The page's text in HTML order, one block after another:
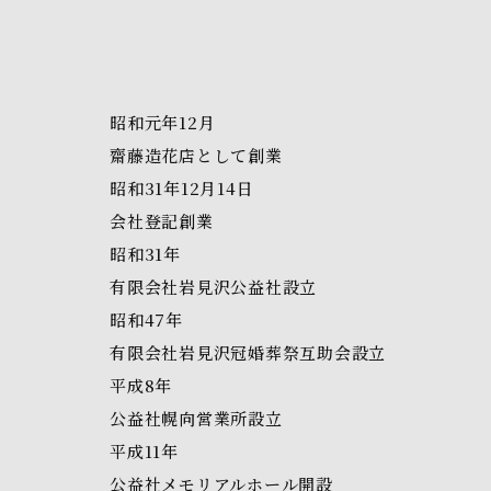
昭和元年12月
齋藤造花店として創業
昭和31年12月14日
会社登記創業
昭和31年
有限会社岩見沢公益社設立
昭和47年
有限会社岩見沢冠婚葬祭互助会設立
平成8年
公益社幌向営業所設立
平成11年
公益社メモリアルホール開設